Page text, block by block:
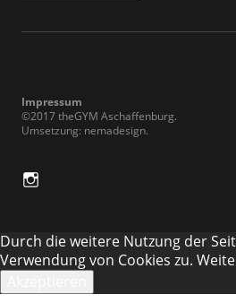
Impressum
©2017 theGYM Aschaffenburg
Umsetzung: nemadesign
Durch die weitere Nutzung der
Verwendung von Cookies zu.